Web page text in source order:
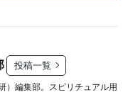
投稿一覧
）編集部。スピリチュアル用